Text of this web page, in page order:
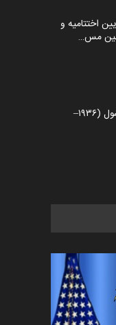
اختتامیه و
مس…
به یاد اردوغان باشول (۱۹۳۶–
و پوستر
کارتون و